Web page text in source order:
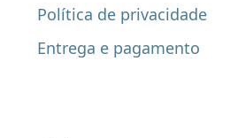
Política de privacidade
Entrega e pagamento